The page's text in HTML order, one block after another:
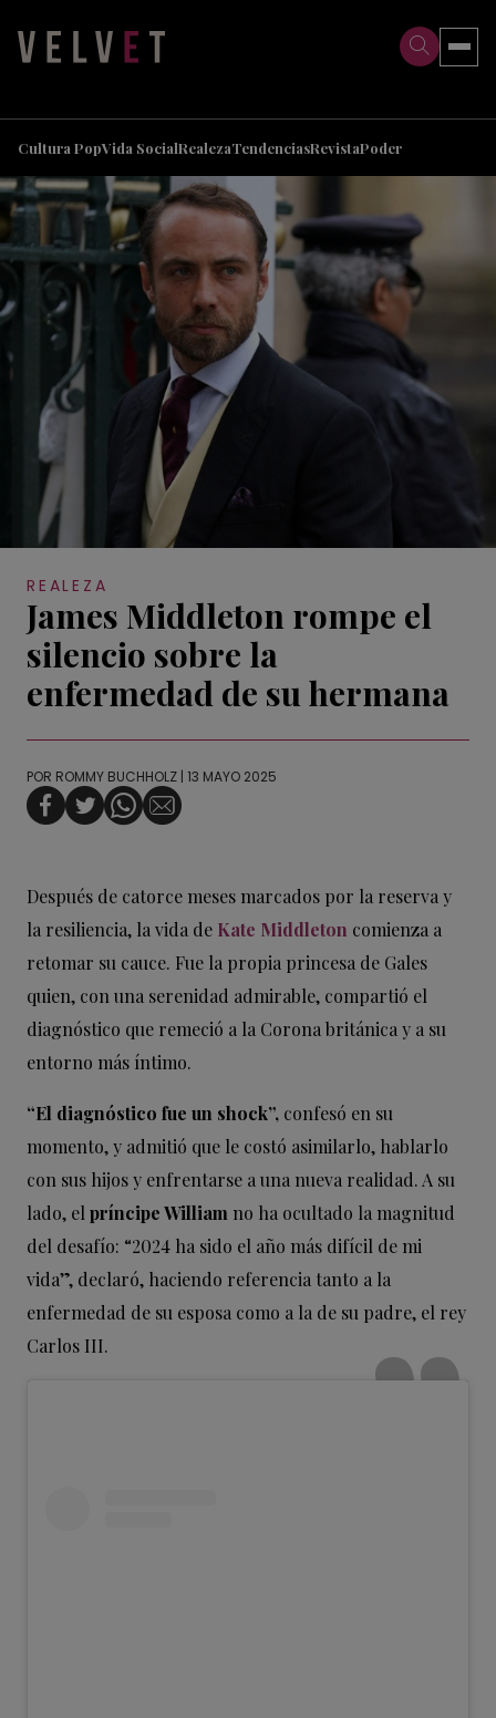
Cultura PopVida SocialRealezaTendenciasRevistaPoder
REALEZA
James Middleton rompe el
silencio sobre la
enfermedad de su hermana
POR ROMMY BUCHHOLZ | 13 MAYO 2025
Después de catorce meses marcados por la reserva y
la resiliencia, la vida de Kate Middleton comienza a
retomar su cauce. Fue la propia princesa de Gales
quien, con una serenidad admirable, compartió el
diagnóstico que remeció a la Corona británica y a su
entorno más íntimo.
“El diagnóstico fue un shock”, confesó en su
momento, y admitió que le costó asimilarlo, hablarlo
con sus hijos y enfrentarse a una nueva realidad. A su
lado, el príncipe William no ha ocultado la magnitud
del desafío: “2024 ha sido el año más difícil de mi
vida”, declaró, haciendo referencia tanto a la
enfermedad de su esposa como a la de su padre, el rey
Carlos III.